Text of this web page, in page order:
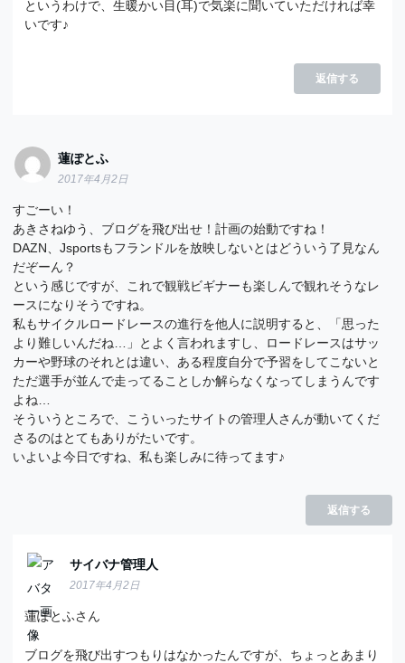
というわけで、生暖かい目(耳)で気楽に聞いていただければ幸
いです♪
返信する
蓮ぽとふ
2017年4月2日
すごーい！
あきさねゆう、ブログを飛び出せ！計画の始動ですね！
DAZN、Jsportsもフランドルを放映しないとはどういう了見なん
だぞーん？
という感じですが、これで観戦ビギナーも楽しんで観れそうなレ
ースになりそうですね。
私もサイクルロードレースの進行を他人に説明すると、「思った
より難しいんだね…」とよく言われますし、ロードレースはサッ
カーや野球のそれとは違い、ある程度自分で予習をしてこないと
ただ選手が並んで走ってることしか解らなくなってしまうんです
よね…
そういうところで、こういったサイトの管理人さんが動いてくだ
さるのはとてもありがたいです。
いよいよ今日ですね、私も楽しみに待ってます♪
返信する
サイバナ管理人
2017年4月2日
蓮ぽとふさん
ブログを飛び出すつもりはなかったんですが、ちょっとあまり